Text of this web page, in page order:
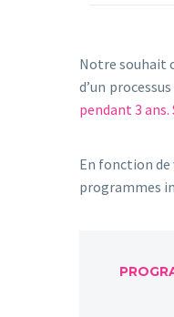
Notre souhait
d’un
pendant 3
En fonction
programmes